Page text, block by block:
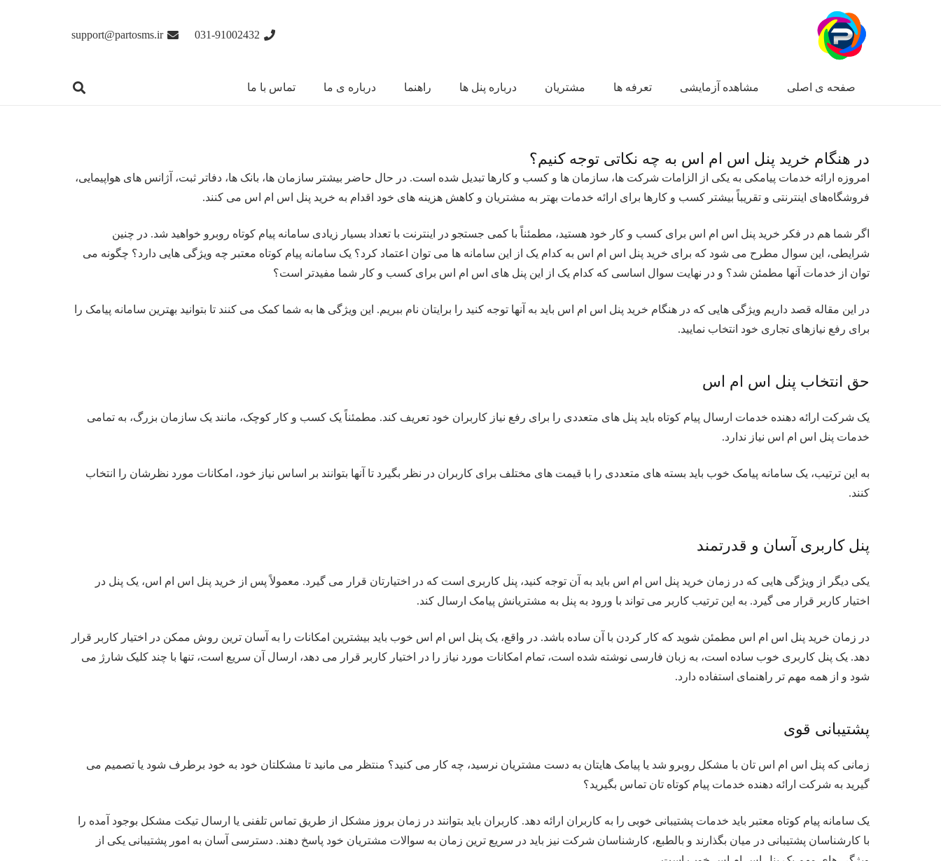
031-91002432
support@partosms.ir
صفحه ی اصلی مشاهده آزمایشی تعرفه ها مشتریان درباره پنل ها راهنما درباره ی ما تماس با ما
در هنگام خرید پنل اس ام اس به چه نکاتی توجه کنیم؟
امروزه ارائه خدمات پیامکی به یکی از الزامات شرکت ها، سازمان ها و کسب و کارها تبدیل شده است. در حال حاضر بیشتر سازمان ها، بانک ها، دفاتر ثبت، آژانس های هواپیمایی،
فروشگاه‌های اینترنتی و تقریباً بیشتر کسب و کارها برای ارائه خدمات بهتر به مشتریان و کاهش هزینه های خود اقدام به خرید پنل اس ام اس می کنند.
اگر شما هم در فکر خرید پنل اس ام اس برای کسب و کار خود هستید، مطمئناً با کمی جستجو در اینترنت با تعداد بسیار زیادی سامانه پیام کوتاه روبرو خواهید شد. در چنین
شرایطی، این سوال مطرح می شود که برای خرید پنل اس ام اس به کدام یک از این سامانه ها می توان اعتماد کرد؟ یک سامانه پیام کوتاه معتبر چه ویژگی هایی دارد؟ چگونه می
توان از خدمات آنها مطمئن شد؟ و در نهایت سوال اساسی که کدام یک از این پنل های اس ام اس برای کسب و کار شما مفیدتر است؟
در این مقاله قصد داریم ویژگی هایی که در هنگام خرید پنل اس ام اس باید به آنها توجه کنید را برایتان نام ببریم. این ویژگی ها به شما کمک می کنند تا بتوانید بهترین سامانه پیامک را
برای رفع نیازهای تجاری خود انتخاب نمایید.
حق انتخاب پنل اس ام اس
یک شرکت ارائه دهنده خدمات ارسال پیام کوتاه باید پنل های متعددی را برای رفع نیاز کاربران خود تعریف کند. مطمئناً یک کسب و کار کوچک، مانند یک سازمان بزرگ، به تمامی
خدمات پنل اس ام اس نیاز ندارد.
به این ترتیب، یک سامانه پیامک خوب باید بسته های متعددی را با قیمت های مختلف برای کاربران در نظر بگیرد تا آنها بتوانند بر اساس نیاز خود، امکانات مورد نظرشان را انتخاب
کنند.
پنل کاربری آسان و قدرتمند
یکی دیگر از ویژگی هایی که در زمان خرید پنل اس ام اس باید به آن توجه کنید، پنل کاربری است که در اختیارتان قرار می گیرد. معمولاً پس از خرید پنل اس ام اس، یک پنل در
اختیار کاربر قرار می گیرد. به این ترتیب کاربر می تواند با ورود به پنل به مشتریانش پیامک ارسال کند.
در زمان خرید پنل اس ام اس مطمئن شوید که کار کردن با آن ساده باشد. در واقع، یک پنل اس ام اس خوب باید بیشترین امکانات را به آسان ترین روش ممکن در اختیار کاربر قرار
دهد. یک پنل کاربری خوب ساده است، به زبان فارسی نوشته شده است، تمام امکانات مورد نیاز را در اختیار کاربر قرار می دهد، ارسال آن سریع است، تنها با چند کلیک شارژ می
شود و از همه مهم تر راهنمای استفاده دارد.
پشتیبانی قوی
زمانی که پنل اس ام اس تان با مشکل روبرو شد یا پیامک هایتان به دست مشتریان نرسید، چه کار می کنید؟ منتظر می مانید تا مشکلتان خود به خود برطرف شود یا تصمیم می
گیرید به شرکت ارائه دهنده خدمات پیام کوتاه تان تماس بگیرید؟
یک سامانه پیام کوتاه معتبر باید خدمات پشتیبانی خوبی را به کاربران ارائه دهد. کاربران باید بتوانند در زمان بروز مشکل از طریق تماس تلفنی یا ارسال تیکت مشکل بوجود آمده را
با کارشناسان پشتیبانی در میان بگذارند و بالطبع، کارشناسان شرکت نیز باید در سریع ترین زمان به سوالات مشتریان خود پاسخ دهند. دسترسی آسان به امور پشتیبانی یکی از